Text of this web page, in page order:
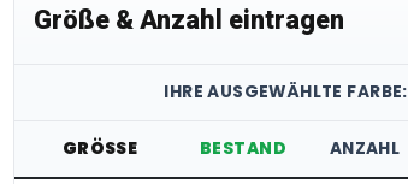
Größe & Anzahl eintragen
IHRE AUSGEWÄHLTE FARBE:
GRÖSSE BESTAND ANZAHL